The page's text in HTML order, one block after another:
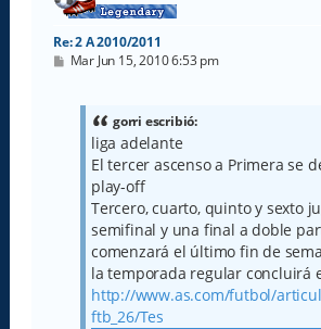
Re: 2 A 2010/2011
M
Mar Jun 15, 2010 6:53 pm
gorri escribió:
liga adelante
El tercer ascenso a Primera se
play-off
Tercero, cuarto, quinto y sexto
semifinal y una final a doble
comenzará el último fin de
la temporada regular concluirá
http://www.as.com/futbol/
ftb_26/Tes